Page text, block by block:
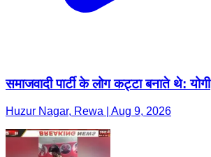
समाजवादी पार्टी के लोग कट्टा बनाते थे: योगी
Huzur Nagar, Rewa | Aug 9, 2026